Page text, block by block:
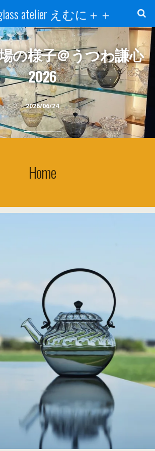
atelier えむに＋＋
2026/06/24
の様子＠うつわ謙心
2026
Home